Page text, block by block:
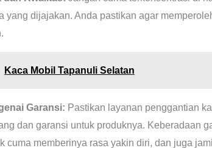
yang dijajakan. Anda pastikan agar
Kaca Mobil Tapanuli Selatan
Garansi: Pastikan layanan penggantian
dan garansi untuk produknya. Keberadaan
cuma memberinya rasa yakin diri, dan juga